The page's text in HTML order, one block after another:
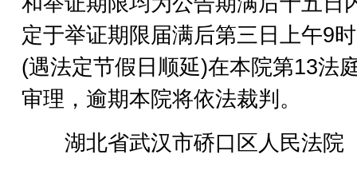
定于举证期限届满后第三日上午9
(遇法定节假日顺延)在本院第13法
审理，逾期本院将依法裁判。
湖北省武汉市硚口区人民法院